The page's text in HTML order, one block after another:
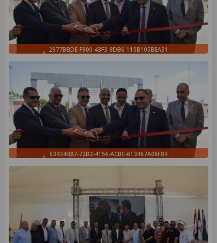
2977BBDE-F900-43F3-9DB6-110B105BEA31
63434B87-72B2-4156-ACBC-613467A06F84